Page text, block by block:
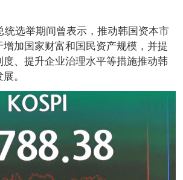
统选举期间曾表示，推动韩国资本市
加国家财富和国民资产规模，并提
度、提升企业治理水平等措施推动韩
。